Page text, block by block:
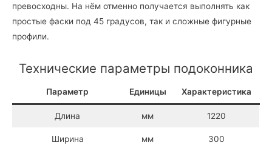
превосходны. На нём отменно получается выполнять как
простые фаски под 45 градусов, так и сложные фигурные
профили.
Технические параметры подоконника
Параметр Единицы Характеристика
Длина мм 1220
Ширина мм 300